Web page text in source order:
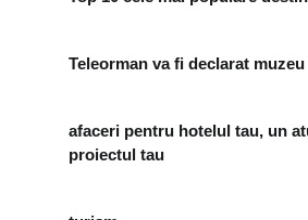
Teleorman va fi declarat
afaceri pentru hotelul tau, un
proiectul tau